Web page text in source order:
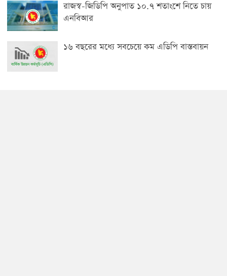
রাজস্ব-জিডিপি অনুপাত ১০.৭ শতাংশে নিতে চায়
এনবিআর
১৬ বছরের মধ্যে সবচেয়ে কম এডিপি বাস্তবায়ন